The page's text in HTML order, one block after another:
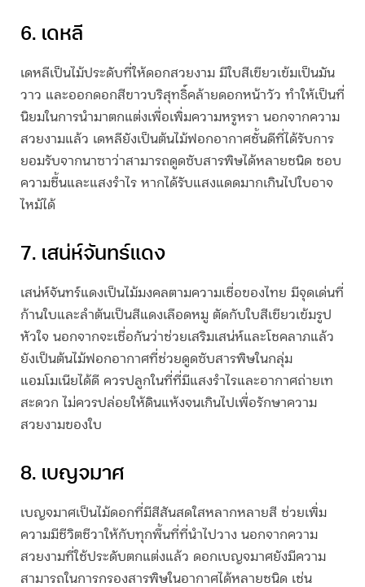
6. เดหลี
เดหลีเป็นไม้ประดับที่ให้ดอกสวยงาม มีใบสีเขียวเข้มเป็นมัน
วาว และออกดอกสีขาวบริสุทธิ์คล้ายดอกหน้าวัว ทำให้เป็นที่
นิยมในการนำมาตกแต่งเพื่อเพิ่มความหรูหรา นอกจากความ
สวยงามแล้ว เดหลียังเป็นต้นไม้ฟอกอากาศชั้นดีที่ได้รับการ
ยอมรับจากนาซาว่าสามารถดูดซับสารพิษได้หลายชนิด ชอบ
ความชื้นและแสงรำไร หากได้รับแสงแดดมากเกินไปใบอาจ
ไหม้ได้
7. เสน่ห์จันทร์แดง
เสน่ห์จันทร์แดงเป็นไม้มงคลตามความเชื่อของไทย มีจุดเด่นที่
ก้านใบและลำต้นเป็นสีแดงเลือดหมู ตัดกับใบสีเขียวเข้มรูป
หัวใจ นอกจากจะเชื่อกันว่าช่วยเสริมเสน่ห์และโชคลาภแล้ว
ยังเป็นต้นไม้ฟอกอากาศที่ช่วยดูดซับสารพิษในกลุ่ม
แอมโมเนียได้ดี ควรปลูกในที่ที่มีแสงรำไรและอากาศถ่ายเท
สะดวก ไม่ควรปล่อยให้ดินแห้งจนเกินไปเพื่อรักษาความ
สวยงามของใบ
8. เบญจมาศ
เบญจมาศเป็นไม้ดอกที่มีสีสันสดใสหลากหลายสี ช่วยเพิ่ม
ความมีชีวิตชีวาให้กับทุกพื้นที่ที่นำไปวาง นอกจากความ
สวยงามที่ใช้ประดับตกแต่งแล้ว ดอกเบญจมาศยังมีความ
สามารถในการกรองสารพิษในอากาศได้หลายชนิด เช่น